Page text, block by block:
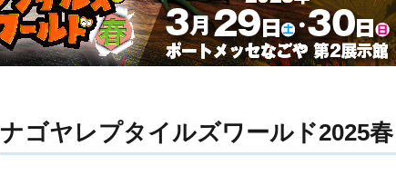
ナゴヤレプタイルズワールド2025春